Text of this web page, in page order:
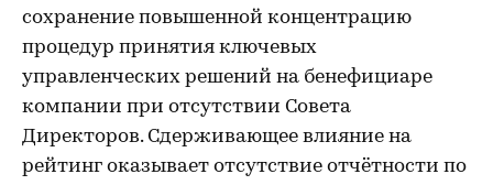
сохранение повышенной концентрацию
процедур принятия ключевых
управленческих решений на бенефициаре
компании при отсутствии Совета
Директоров. Сдерживающее влияние на
рейтинг оказывает отсутствие отчётности по